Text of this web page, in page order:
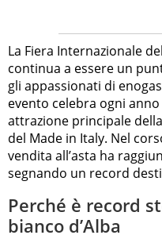
La Fiera Internazionale del
continua a essere un
gli appassionati di
evento celebra ogni
attrazione principale
del Made in Italy. Nel
vendita all’asta ha
segnando un record
Perché è record
bianco d’Alba